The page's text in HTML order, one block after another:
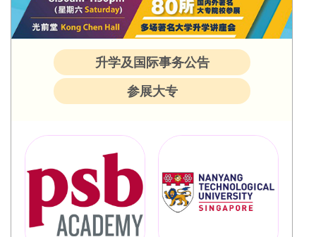
升学及国际事务公告
参展大专